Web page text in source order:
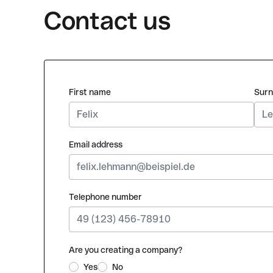
Contact us
First name
Email address
Telephone number
Are you creating a company?
Yes
No